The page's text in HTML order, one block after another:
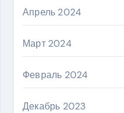
Апрель 2024
Март 2024
Февраль 2024
Декабрь 2023